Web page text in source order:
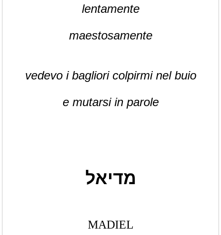
lentamente
maestosamente
vedevo i bagliori colpirmi nel buio
e mutarsi in parole
מדיאל
MADIEL